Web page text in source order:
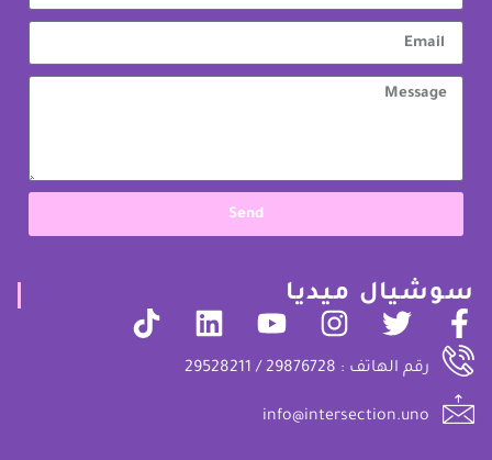
Send
سوشيال ميديا
رقم الهاتف : 29876728 / 29528211
info@intersection.uno